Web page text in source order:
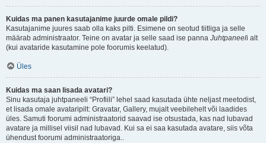
Kuidas ma panen kasutajanime juurde omale pildi?
Kasutajanime juures saab olla kaks pilti. Esimene on seotud tiitliga ja selle
määrab administraator. Teine on avatar ja selle saad ise panna Juhtpaneeli alt
(kui avataride kasutamine pole foorumis keelatud).
Üles
Kuidas ma saan lisada avatari?
Sinu kasutaja juhtpaneeli “Profiili” lehel saad kasutada ühte neljast meetodist,
et lisada omale avataripilt: Gravatar, Gallery, mujalt veebilehelt või laadides
üles. Samuti foorumi administraatorid saavad ise otsustada, kas nad lubavad
avatare ja millisel viisil nad lubavad. Kui sa ei saa kasutada avatare, siis võta
ühendust foorumi administraatoriga..